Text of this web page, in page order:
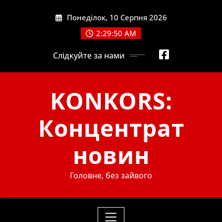
Понеділок, 10 Серпня 2026
2:29:52 AM
Слідкуйте за нами
KONKORS:
Концентрат
новин
Головне, без зайвого